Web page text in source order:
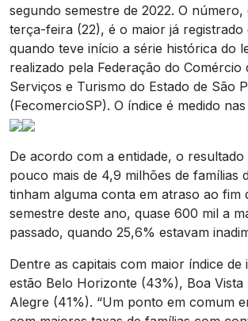
segundo semestre de 2022. O número,
terça-feira (22), é o maior já registrado
quando teve início a série histórica do
realizado pela Federação do Comércio
Serviços e Turismo do Estado de São
(FecomercioSP). O índice é medido
De acordo com a entidade, o resultado
pouco mais de 4,9 milhões de famílias
tinham alguma conta em atraso ao fim
semestre deste ano, quase 600 mil a
passado, quando 25,6% estavam
Dentre as capitais com maior índice de
estão Belo Horizonte (43%), Boa
Alegre (41%). “Um ponto em comum